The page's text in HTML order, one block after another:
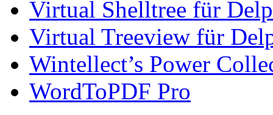
Virtual Shelltree für
Virtual Treeview für
Wintellect’s Power
WordToPDF Pro